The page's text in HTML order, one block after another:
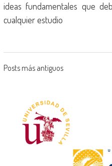
ideas fundamentales que
cualquier estudio
Posts más antiguos